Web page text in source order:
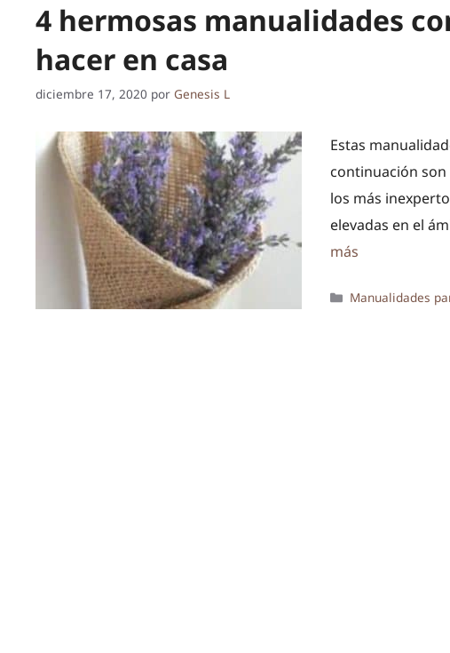
4 hermosas manualidades
hacer en casa
diciembre 17, 2020 por Genesis L
Estas
continuación son
los más
elevadas en el
más
Categorías
Manualidades